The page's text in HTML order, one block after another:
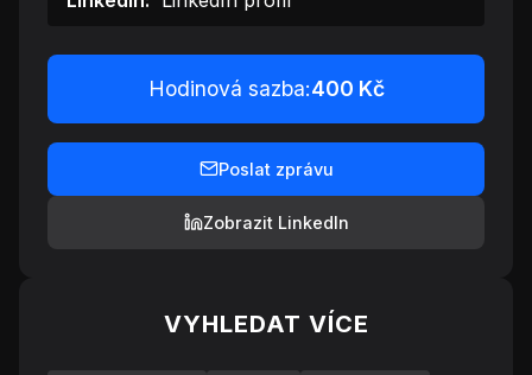
Hodinová sazba:400 Kč
Poslat zprávu
Zobrazit LinkedIn
VYHLEDAT VÍCE